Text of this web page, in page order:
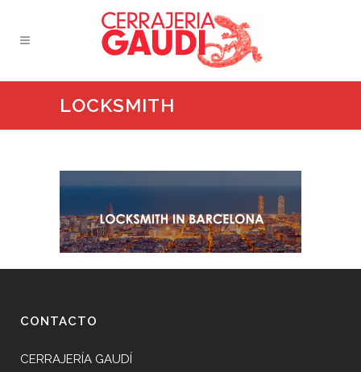
LOCKSMITH
CONTACTO
CERRAJERÍA GAUDÍ